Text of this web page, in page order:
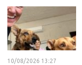
10/08/2026 13:27